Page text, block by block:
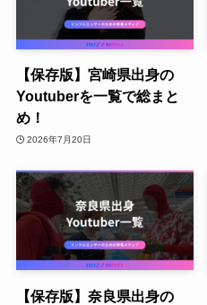
【保存版】宮崎県出身の
Youtuberを一覧で総まと
め！
2026年7月20日
【保存版】奈良県出身の